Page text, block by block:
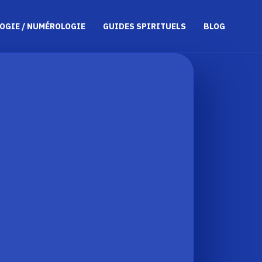
/ NUMÉROLOGIE GUIDES SPIRITUELS BLOG